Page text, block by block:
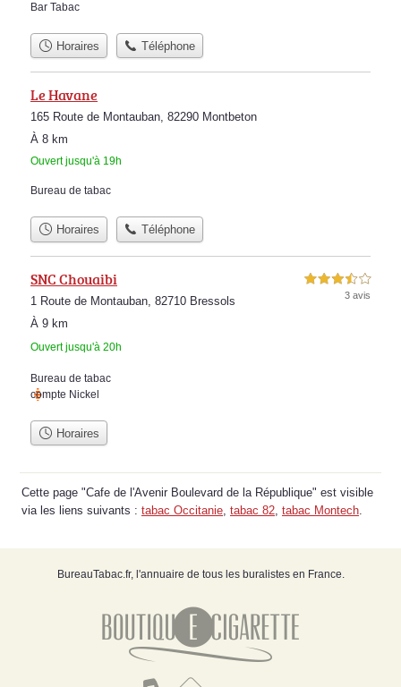
Bar Tabac
Horaires Téléphone
Le Havane
165 Route de Montauban, 82290 Montbeton
À 8 km
Ouvert jusqu'à 19h
Bureau de tabac
Horaires Téléphone
SNC Chouaibi
1 Route de Montauban, 82710 Bressols
À 9 km
Ouvert jusqu'à 20h
3,5 étoiles sur 5
3 avis
Bureau de tabac
compte Nickel
Horaires
Cette page "Cafe de l'Avenir Boulevard de la République" est visible
via les liens suivants : tabac Occitanie tabac 82 tabac Montech
BureauTabac.fr, l'annuaire de tous les buralistes en France.